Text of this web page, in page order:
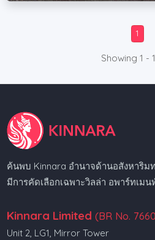
1
Showing 1 -
ค้นพบ Kinnara อำนาจด้านอสังหาริ
มีการคัดเลือกเฉพาะวิลล่า อพาร์ทเม
Kinnara Limited (BR No.
Unit 2, LG1, Mirror Tower